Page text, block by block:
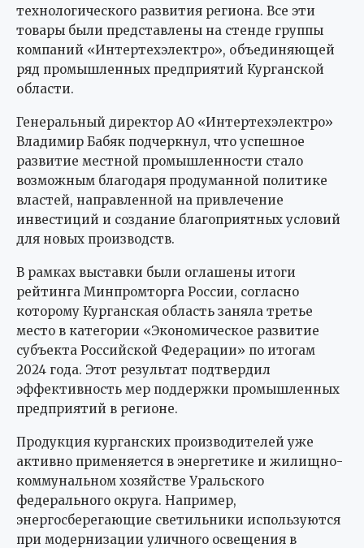
технологического развития региона. Все эти
товары были представлены на стенде группы
компаний «Интертехэлектро», объединяющей
ряд промышленных предприятий Курганской
области.
Генеральный директор АО «Интертехэлектро»
Владимир Бабяк подчеркнул, что успешное
развитие местной промышленности стало
возможным благодаря продуманной политике
властей, направленной на привлечение
инвестиций и создание благоприятных условий
для новых производств.
В рамках выставки были оглашены итоги
рейтинга Минпромторга России, согласно
которому Курганская область заняла третье
место в категории «Экономическое развитие
субъекта Российской Федерации» по итогам
2024 года. Этот результат подтвердил
эффективность мер поддержки промышленных
предприятий в регионе.
Продукция курганских производителей уже
активно применяется в энергетике и жилищно-
коммунальном хозяйстве Уральского
федерального округа. Например,
энергосберегающие светильники используются
при модернизации уличного освещения в